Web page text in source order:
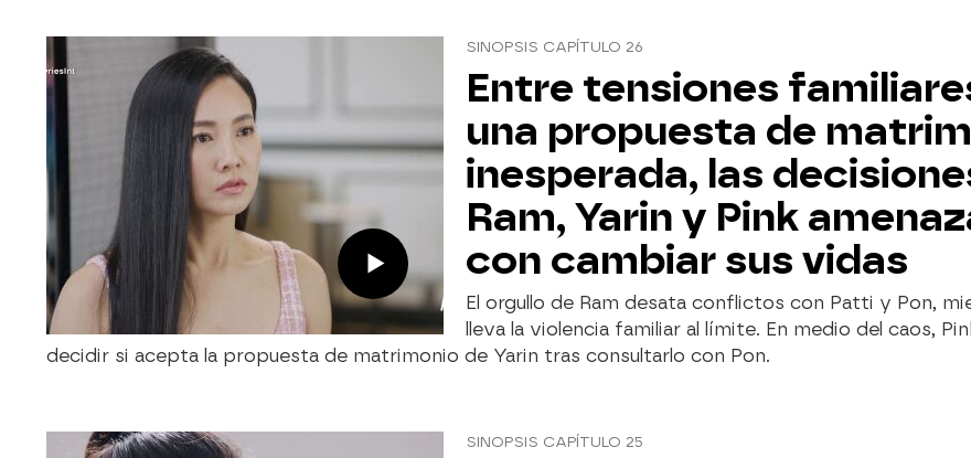
SINOPSIS CAPÍTULO 26
Entre tensiones
una propuesta de
inesperada, las
Ram, Yarin y Pink
con cambiar sus vidas
El orgullo de Ram desata conflictos con Patti y Pon,
lleva la violencia familiar al límite. En medio del caos,
decidir si acepta la propuesta de matrimonio de Yarin tras consultarlo con Pon.
SINOPSIS CAPÍTULO 25